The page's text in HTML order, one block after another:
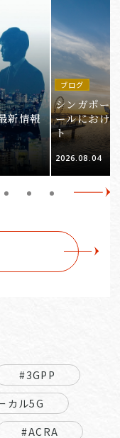
新情報
ブログ
シンガポー
ールにおけ
ト
2026.08.04
#3GPP
カル5G
#ACRA